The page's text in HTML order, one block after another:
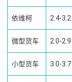
依维柯 2.4-3.2
微型货车 2.0-2.9
小型货车 3.0-3.7